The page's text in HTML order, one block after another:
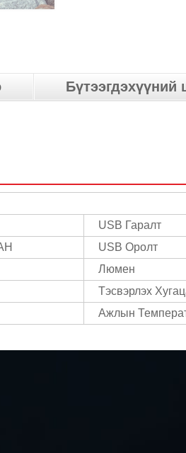
Бүтээгдэхүүний
USB Гаралт
USB Оролт
Люмен
Тэсвэрлэх
Ажлын